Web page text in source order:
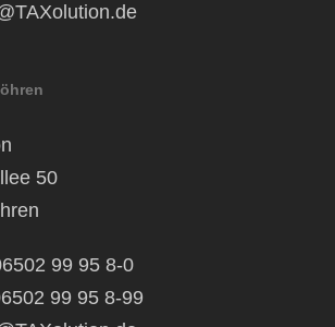
50
99 95 8-0
99 95 8-99